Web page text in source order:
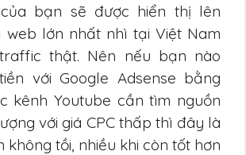
bạn sẽ được hiển thị lên
web lớn nhất nhì tại Việt Nam
thật. Nên nếu bạn nào
với Google Adsense bằng
kênh Youtube cần tìm nguồn
với giá CPC thấp thì đây là
không tồi, nhiều khi còn tốt hơn